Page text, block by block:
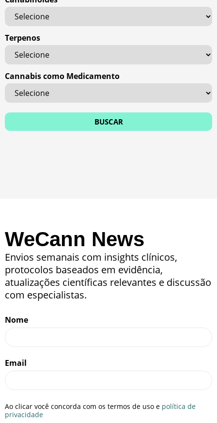
Terpenos
Cannabis como Medicamento
WeCann News
Envios semanais com insights clínicos,
protocolos baseados em evidência,
atualizações científicas relevantes e discussão
com especialistas.
Nome
Email
Ao clicar você concorda com os termos de uso e política de
privacidade